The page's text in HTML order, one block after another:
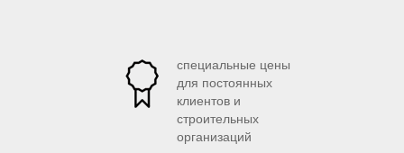
специальные цены
для постоянных
клиентов и
строительных
организаций